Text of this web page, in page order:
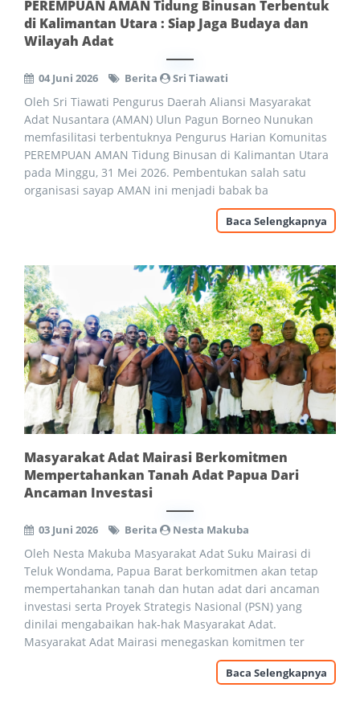
PEREMPUAN AMAN Tidung Binusan Terbentuk
di Kalimantan Utara : Siap Jaga Budaya dan
Wilayah Adat
04 Juni 2026 Berita Sri Tiawati
Oleh Sri Tiawati Pengurus Daerah Aliansi Masyarakat
Adat Nusantara (AMAN) Ulun Pagun Borneo Nunukan
memfasilitasi terbentuknya Pengurus Harian Komunitas
PEREMPUAN AMAN Tidung Binusan di Kalimantan Utara
pada Minggu, 31 Mei 2026. Pembentukan salah satu
organisasi sayap AMAN ini menjadi babak ba
Baca Selengkapnya
Masyarakat Adat Mairasi Berkomitmen
Mempertahankan Tanah Adat Papua Dari
Ancaman Investasi
03 Juni 2026 Berita Nesta Makuba
Oleh Nesta Makuba Masyarakat Adat Suku Mairasi di
Teluk Wondama, Papua Barat berkomitmen akan tetap
mempertahankan tanah dan hutan adat dari ancaman
investasi serta Proyek Strategis Nasional (PSN) yang
dinilai mengabaikan hak-hak Masyarakat Adat.
Masyarakat Adat Mairasi menegaskan komitmen ter
Baca Selengkapnya